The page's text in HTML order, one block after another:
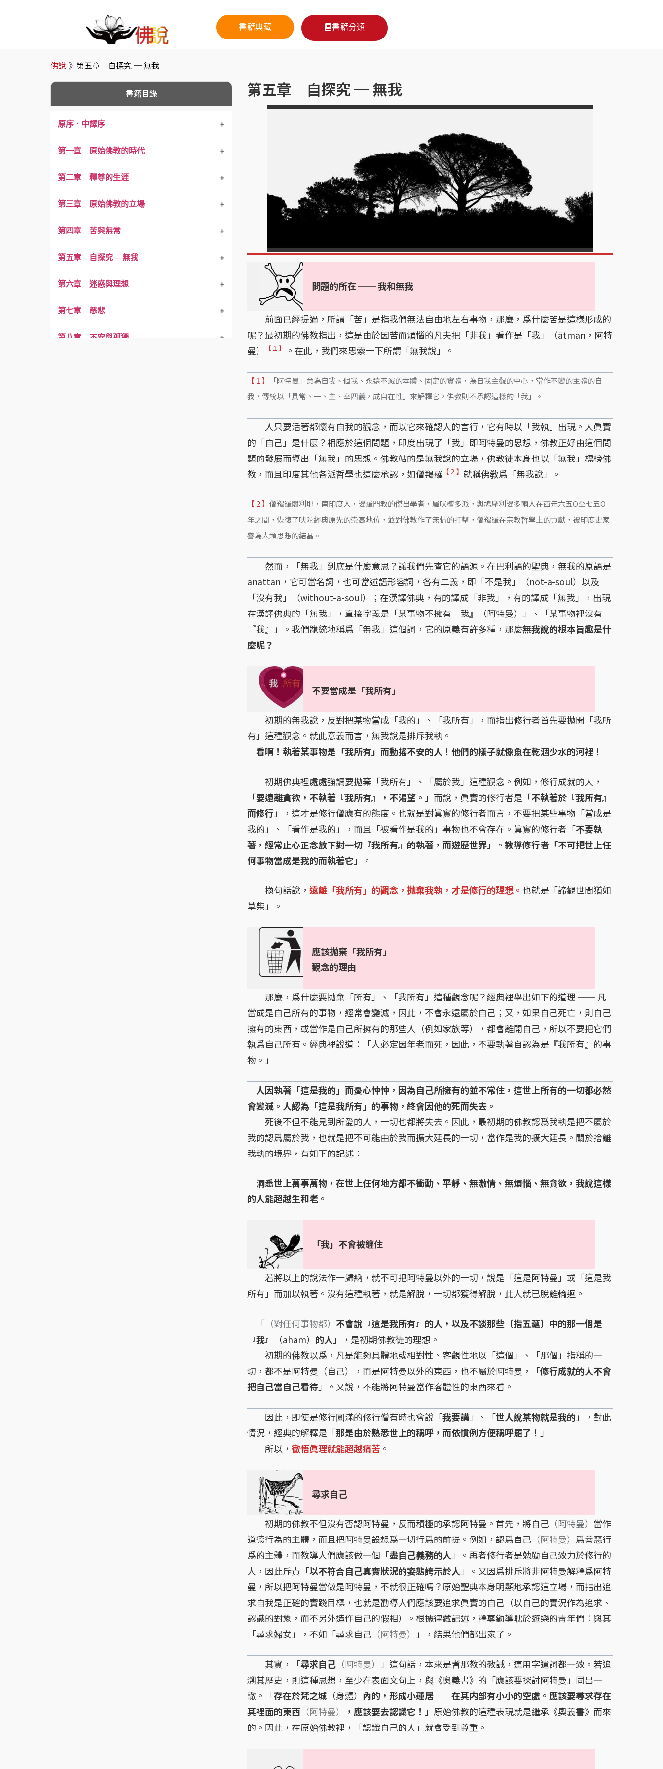
書籍典藏 書籍分類
佛說 》 第五章 自探究 ─ 無我
書籍目錄
原序．中譯序
第一章 原始佛教的時代
第二章 釋尊的生涯
第三章 原始佛教的立場
第四章 苦與無常
第五章 自探究 ─ 無我
第六章 迷惑與理想
第七章 慈悲
第八章 不安與孤獨
第五章 自探究 ─ 無我
問題的所在 ── 我和無我
前面已經提過，所謂「苦」是指我們無法自由地左右事物，那麼，爲什麼苦是這樣形成的
呢？最初期的佛教指出，這是由於因苦而煩惱的凡夫把「非我」看作是「我」（ätman，阿特
曼）
【１】 。在此，我們來思索一下所謂「無我說」。
【１】
「阿特曼」意為自我、個我、永遠不滅的本體、固定的實體，為自我主觀的中心，當作不變的主體的自
我，傳統以「具常、一、主、宰四義，成自在性」來解釋它，佛教則不承認這樣的「我」。
人只要活著都懷有自我的觀念，而以它來確認人的言行，它有時以「我執」出現。人眞實
的「自己」是什麼？相應於這個問題，印度出現了「我」即阿特曼的思想，佛教正好由這個問
題的發展而導出「無我」的思想。佛教站的是無我說的立場，佛教徒本身也以「無我」標榜佛
教，而且印度其他各派哲學也這麼承認，如僧羯羅 【２】 就稱佛敎爲「無我說」。
【２】 僧羯羅闍利耶，南印度人，婆羅門教的傑出學者，屬吠檀多派，與鳩摩利婆多兩人在西元六五O至七五O
年之間，恢復了吠陀經典原先的崇高地位，並對佛教作了無情的打擊，僧羯羅在宗教哲學上的貢獻，被印度史家
譽為人類思想的結晶。
然而，「無我」到底是什麼意思？讓我們先查它的語源。在巴利語的聖典，無我的原語是
anattan，它可當名詞，也可當述語形容詞，各有二義，即「不是我」（not-a-soul）以及
「沒有我」（without-a-soul）；在漢譯佛典，有的譯成「非我」，有的譯成「無我」，出現
在漢譯佛典的「無我」，直接字義是「某事物不擁有『我』（阿特曼）」、「某事物裡沒有
『我』」。我們籠統地稱爲「無我」這個詞，它的原義有許多種，那麼無我說的根本旨趣是什
麼呢？
不要當成是「我所有」
初期的無我說，反對把某物當成「我的」、「我所有」，而指出修行者首先要拋開「我所
有」這種觀念。就此意義而言，無我說是排斥我執。
看啊！執著某事物是「我所有」而動搖不安的人！他們的樣子就像魚在乾涸少水的河裡！
初期佛典裡處處強調要拋棄「我所有」、「屬於我」這種觀念。例如，修行成就的人，
「要遠離貪欲，不執著『我所有』，不渴望。 」而說，眞實的修行者是「不執著於『我所有』
而修行 」，這才是修行僧應有的態度。也就是對眞實的修行者而言，不要把某些事物「當成是
我的」、「看作是我的」，而且「被看作是我的」事物也不會存在。眞實的修行者「不要執
著，經常止心正念放下對一切『我所有』的執著，而遊歷世界」。教導修行者「不可把世上任
何事物當成是我的而執著它 」。
換句話說， 遠離「我所有」的觀念，抛棄我執，才是修行的理想。 也就是「諦觀世間猶如
草柴」。
應該抛棄「我所有」
觀念的理由
那麼，爲什麼要抛棄「所有」、「我所有」這種觀念呢？經典裡舉出如下的道理 ── 凡
當成是自己所有的事物，經常會變滅，因此，不會永遠屬於自己；又，如果自己死亡，則自己
擁有的東西，或當作是自己所擁有的那些人（例如家族等），都會離開自己，所以不要把它們
執爲自己所有。經典裡說道：「人必定因年老而死，因此，不要執著自認為是『我所有』的事
物。」
人因執著「這是我的」而憂心忡忡，因為自己所擁有的並不常住，這世上所有的一切都必然
會變滅。人認為「這是我所有」的事物，終會因他的死而失去。
死後不但不能見到所愛的人，一切也都將失去。因此，最初期的佛教認爲我執是把不屬於
我的認爲屬於我，也就是把不可能由於我而擴大延長的一切，當作是我的擴大延長。關於捨離
我執的境界，有如下的記述：
洞悉世上萬事萬物，在世上任何地方都不衝動、平靜、無激情、無煩惱、無貪欲，我說這樣
的人能超越生和老。
「我」不會被纏住
若將以上的說法作一歸納，就不可把阿特曼以外的一切，說是「這是阿特曼」或「這是我
所有」而加以執著。沒有這種執著，就是解脫，一切都獲得解脫，此人就已脫離輪迴。
「 （對任何事物都） 不會說『這是我所有』的人，以及不談那些〔指五蘊〕中的那一個是
『我』
（aham） 的人 」，是初期佛教徒的理想。
初期的佛教以爲，凡是能夠具體地或相對性、客觀性地以「這個」、「那個」指稱的一
切，都不是阿特曼（自己），而是阿特曼以外的東西，也不屬於阿特曼，「修行成就的人不會
把自己當自己看待」。又說，不能將阿特曼當作客體性的東西來看。
因此，即使是修行圓滿的修行僧有時也會說「我要講」、「世人說某物就是我的 」，對此
情況，經典的解釋是「那是由於熟悉世上的稱呼，而依慣例方便稱呼罷了！ 」
所以， 徹悟眞理就能超越痛苦 。
尋求自己
初期的佛教不但沒有否認阿特曼，反而積極的承認阿特曼。首先，將自己 （阿特曼） 當作
道德行為的主體，而且把阿特曼設想爲一切行爲的前提。例如，認爲自己 （阿特曼） 爲善惡行
爲的主體，而教導人們應該做一個「盡自己義務的人 」。再者修行者是勉勵自己致力於修行的
人，因此斥責「以不符合自己真實狀況的姿態誇示於人 」。又因爲排斥將非阿特曼解釋爲阿特
曼，所以把阿特曼當做是阿特曼，不就很正確嗎？原始聖典本身明顯地承認這立場，而指出追
求自我是正確的實踐目標，也就是勸導人們應該要追求眞實的自己（以自己的實況作為追求、
認識的對象，而不另外造作自己的假相）。根據律藏記述，釋尊勸導耽於遊樂的靑年們：與其
「尋求婦女」，不如「尋求自己 （阿特曼） 」，結果他們都出家了。
其實，「尋求自己 （阿特曼）
」這句話，本來是耆那教的教誡，連用字遣詞都一致。若追
溯其歷史，則這種思想，至少在表面文句上，與《奧義書》的「應該要探討阿特曼」同出一
轍。「存在於梵之城 （身體） 內的，形成小蓮居──在其内部有小小的空處。應該要尋求存在
其裡面的東西 （阿特曼） ，應該要去認識它！ 」原始佛教的這種表現就是繼承《奧義書》而來
的。因此，在原始佛教裡，「認識自己的人」就會受到尊重。